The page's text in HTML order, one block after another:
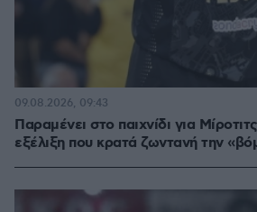
Παραμένει στο παιχνίδι για
εξέλιξη που κρατά ζωντανή την
09.08.2026, 09:43